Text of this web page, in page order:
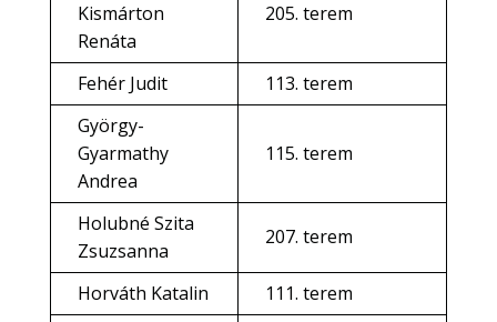
Kismárton
Renáta
205. terem
Fehér Judit
113. terem
György-
Gyarmathy
Andrea
115. terem
Holubné Szita
Zsuzsanna
207. terem
Horváth Katalin
111. terem